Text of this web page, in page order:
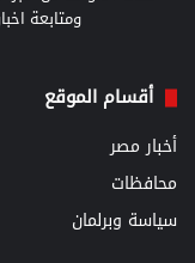
ومتابعة
أقسام الموقع
أخبار مصر
محافظات
سياسة وبرلمان